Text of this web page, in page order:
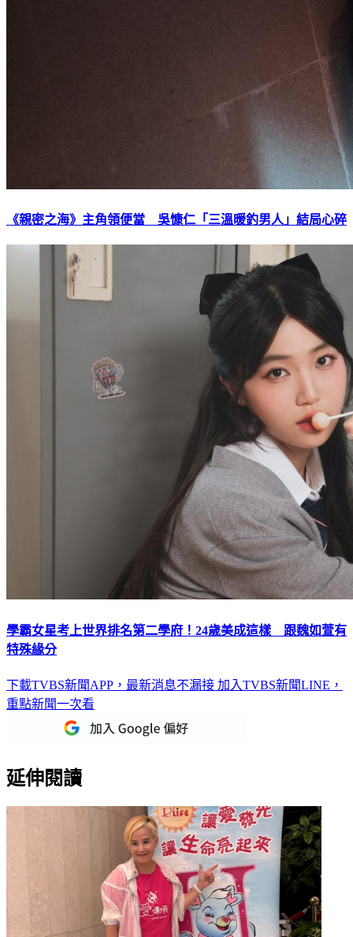
《親密之海》主角領便當 吳慷仁「三溫暖釣男人」結局心碎
學霸女星考上世界排名第二學府！24歲美成這樣 跟魏如萱有
特殊緣分
下載TVBS新聞APP，最新消息不漏接 加入TVBS新聞LINE，
重點新聞一次看
延伸閱讀